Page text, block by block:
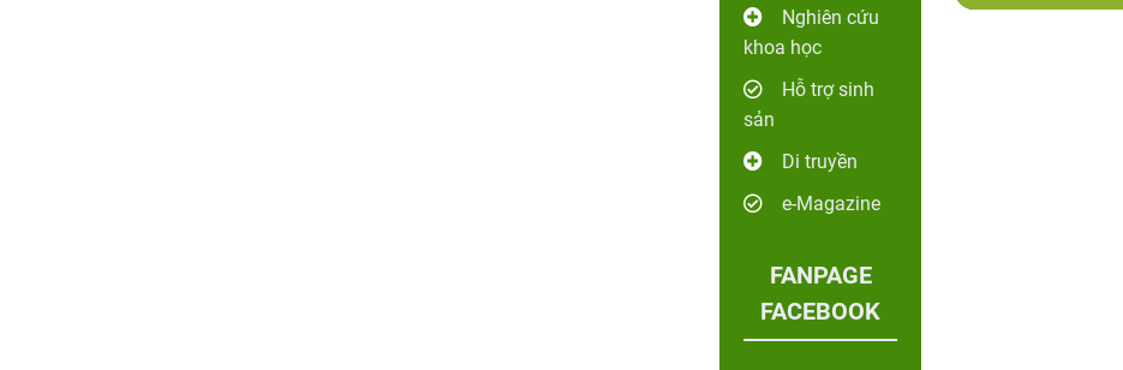
Nghiên cứu
khoa học
Hỗ trợ sinh
sản
Di truyền
e-Magazine
FANPAGE
FACEBOOK